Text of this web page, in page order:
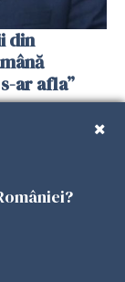
din
ar afla”